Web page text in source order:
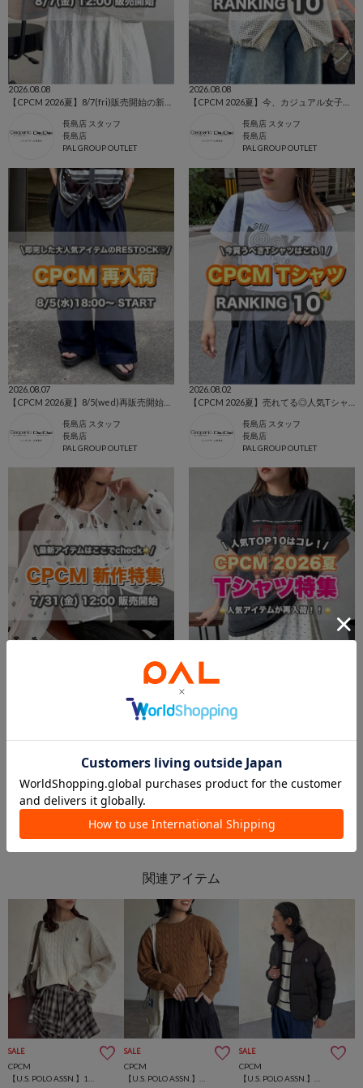
2026.08.08
長島店 スタッフ
長島店
PAL GROUP OUTLET
2026.08.08
長島店 スタッフ
長島店
PAL GROUP OUTLET
2026.08.07
長島店 スタッフ
長島店
PAL GROUP OUTLET
2026.08.02
長島店 スタッフ
長島店
PAL GROUP OUTLET
SALE
CPCM
SALE
CPCM
SALE
CPCM